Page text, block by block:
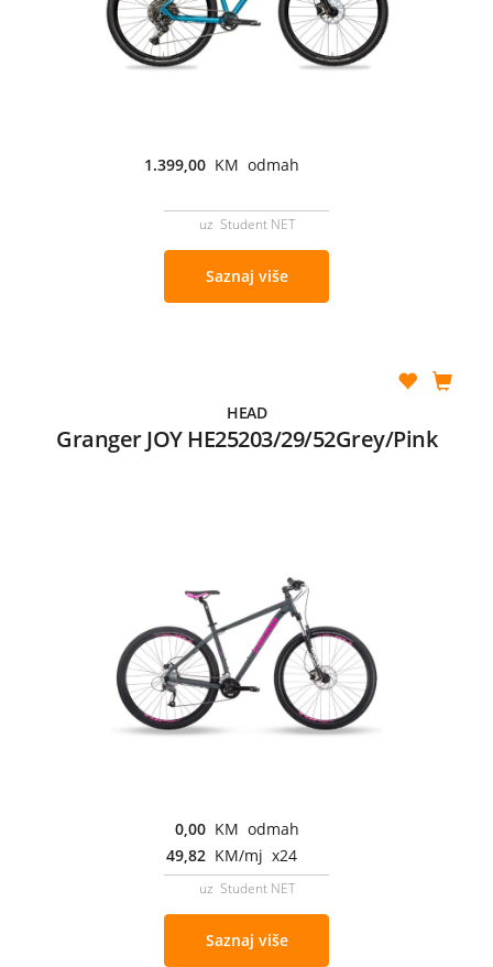
1.399,00 KM odmah
uz Student NET
Saznaj više
HEAD
Granger JOY HE25203/29/52Grey/Pink
0,00 KM odmah
49,82 KM/mj x24
uz Student NET
Saznaj više